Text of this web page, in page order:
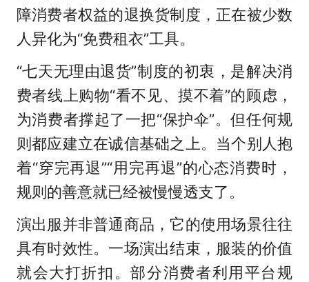
障消费者权益的退换货制度，正在被少数
人异化为“免费租衣”工具。
“七天无理由退货”制度的初衷，是解决消
费者线上购物“看不见、摸不着”的顾虑，
为消费者撑起了一把“保护伞”。但任何规
则都应建立在诚信基础之上。当个别人抱
着“穿完再退”“用完再退”的心态消费时，
规则的善意就已经被慢慢透支了。
演出服并非普通商品，它的使用场景往往
具有时效性。一场演出结束，服装的价值
就会大打折扣。部分消费者利用平台规